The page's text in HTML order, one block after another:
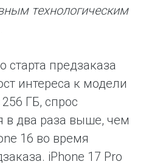
технологическим
предзаказа
интереса к модели
ГБ, спрос
в два раза выше, чем
16 во время
iPhone 17 Pro